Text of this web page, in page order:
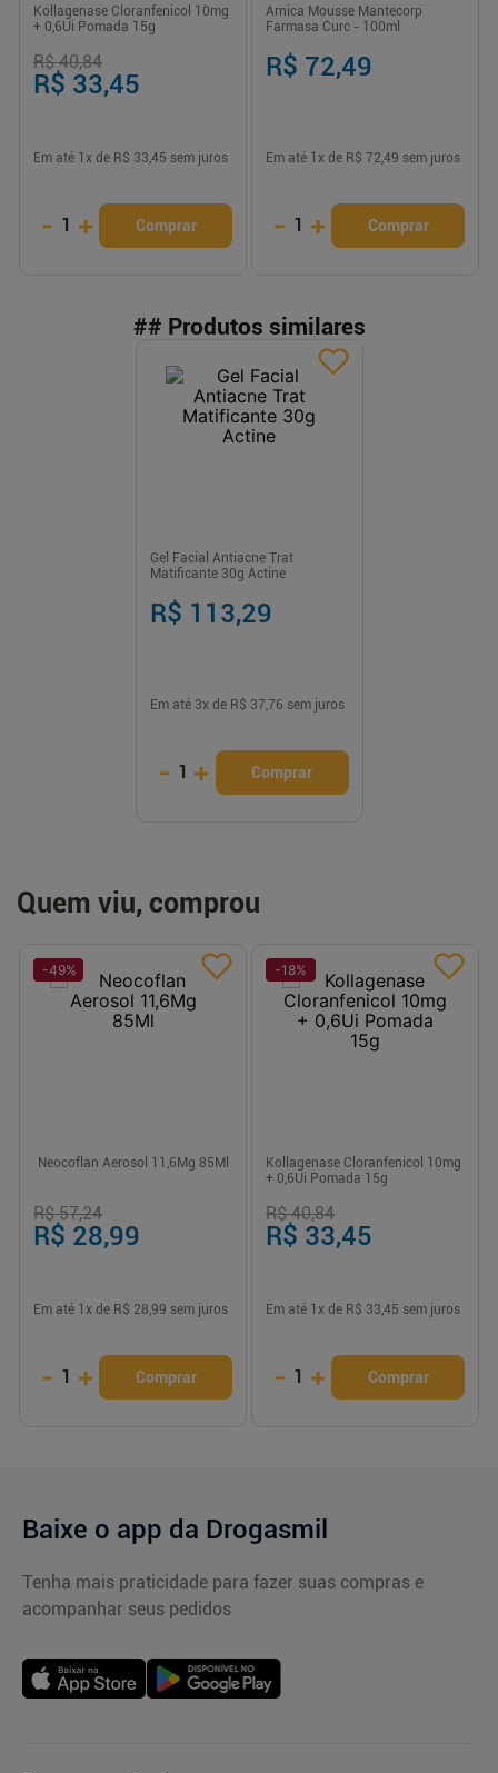
Kollagenase Cloranfenicol 10mg
+ 0,6Ui Pomada 15g
R$ 40,84
R$ 33,45
Em até 1 x de R$ 33,45 sem juros
- 1 + Comprar
Arnica Mousse Mantecorp
Farmasa Curc - 100ml
R$ 72,49
Em até 1 x de R$ 72,49 sem juros
- 1 + Comprar
## Produtos similares
Gel Facial Antiacne Trat
Matificante 30g Actine
R$ 113,29
Em até 3x de R$ 37,76 sem juros
- 1 + Comprar
Quem viu, comprou
-49%
Neocoflan Aerosol 11,6Mg 85Ml
R$ 57,24
R$ 28,99
Em até 1 x de R$ 28,99 sem juros
- 1 + Comprar
-18%
Kollagenase Cloranfenicol 10mg
+ 0,6Ui Pomada 15g
R$ 40,84
R$ 33,45
Em até 1 x de R$ 33,45 sem juros
- 1 + Comprar
Baixe o app da Drogasmil
Tenha mais praticidade para fazer suas compras e
acompanhar seus pedidos